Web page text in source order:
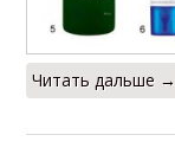
Читать дальше →